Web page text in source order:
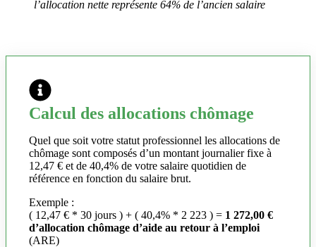
l’allocation nette représente 64% de l’ancien salaire
Calcul des allocations chômage
Quel que soit votre statut professionnel les allocations de
chômage sont composés d’un montant journalier fixe à
12,47 € et de 40,4% de votre salaire quotidien de
référence en fonction du salaire brut.
Exemple :
( 12,47 € * 30 jours ) + ( 40,4% * 2 223 ) = 1 272,00 €
d’allocation chômage d’aide au retour à l’emploi
(ARE)